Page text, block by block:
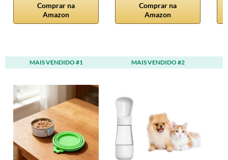
Comprar na
Amazon
Comprar na
Amazon
MAIS VENDIDO #1 MAIS VENDIDO #2